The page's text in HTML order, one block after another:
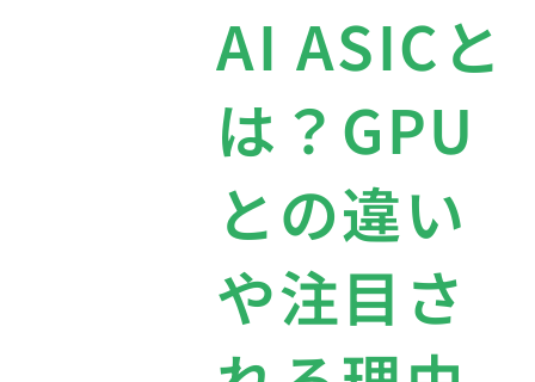
AI ASICと
は？GPU
との違い
や注目さ